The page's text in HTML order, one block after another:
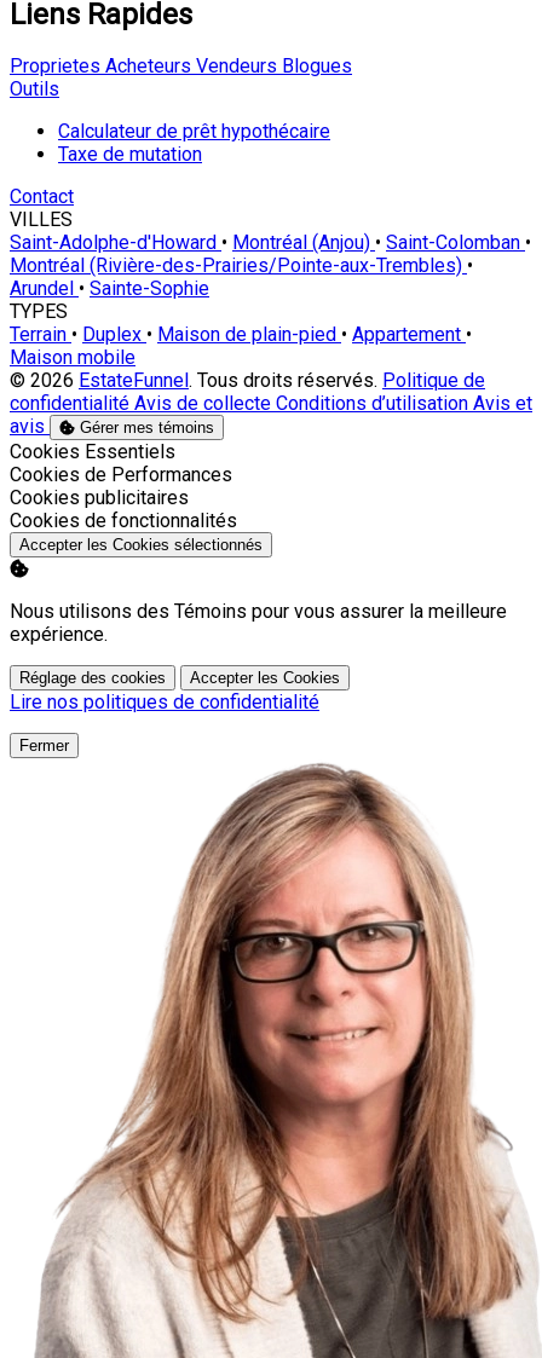
Liens Rapides
Proprietes Acheteurs Vendeurs Blogues
Outils
Calculateur de prêt hypothécaire
Taxe de mutation
Contact
VILLES
Saint-Adolphe-d'Howard • Montréal (Anjou) • Saint-Colomban •
Montréal (Rivière-des-Prairies/Pointe-aux-Trembles) •
Arundel • Sainte-Sophie
TYPES
Terrain • Duplex • Maison de plain-pied • Appartement •
Maison mobile
© 2026 EstateFunnel . Tous droits réservés. Politique de
confidentialité Avis de collecte Conditions d’utilisation Avis et
avis
Gérer mes témoins
Activer
Cookies Essentiels
Activer
Cookies de Performances
Activer
Cookies publicitaires
Activer
Cookies de fonctionnalités
Accepter les Cookies sélectionnés
Nous utilisons des Témoins pour vous assurer la meilleure
expérience.
Réglage des cookies Accepter les Cookies
Lire nos politiques de confidentialité
Fermer